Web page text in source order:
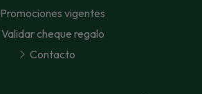
Promociones vigentes
Validar cheque regalo
Contacto